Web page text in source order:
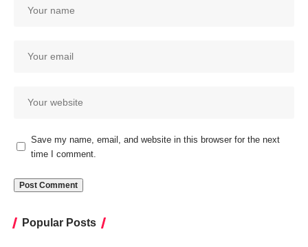
Save my name, email, and website in this browser for the next
time I comment.
Popular Posts